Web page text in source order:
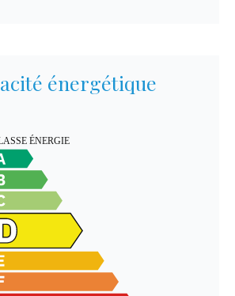
énergétique